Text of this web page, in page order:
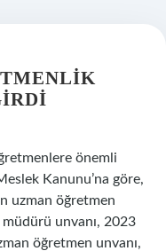
önemli
Kanunu’na göre,
uzman öğretmen
unvanı, 2023
öğretmen unvanı,